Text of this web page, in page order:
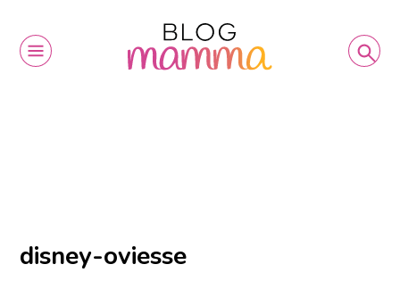
disney-oviesse